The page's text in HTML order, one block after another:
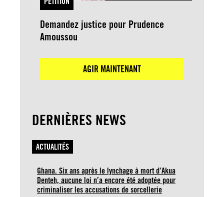
Demandez justice pour Prudence
Amoussou
AGIR MAINTENANT
DERNIÈRES NEWS
ACTUALITÉS
Ghana. Six ans après le lynchage à mort d’Akua
Denteh, aucune loi n’a encore été adoptée pour
criminaliser les accusations de sorcellerie